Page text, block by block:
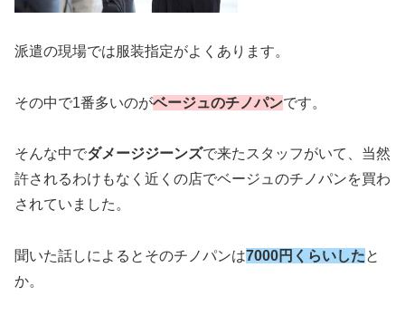
派遣の現場では服装指定がよくあります。
その中で1番多いのがベージュのチノパンです。
そんな中でダメージジーンズで来たスタッフがいて、当然
許されるわけもなく近くの店でベージュのチノパンを買わ
されていました。
聞いた話しによるとそのチノパンは7000円くらいしたと
か。